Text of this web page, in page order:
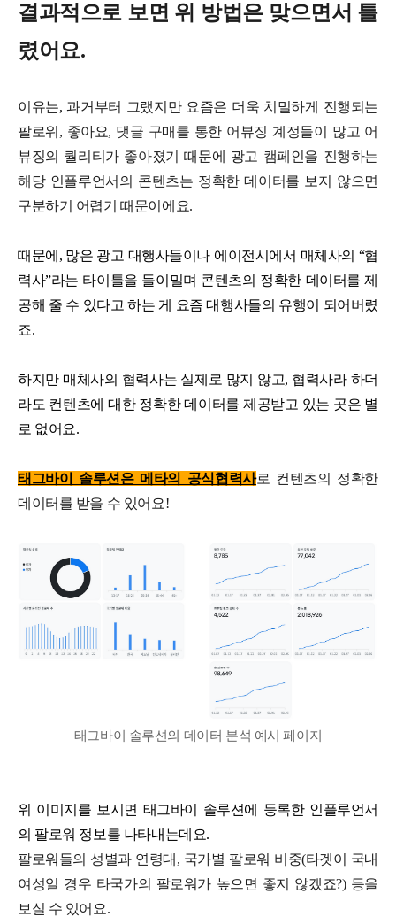
결과적으로 보면 위 방법은 맞으면서 틀
렸어요.
이유는, 과거부터 그랬지만 요즘은 더욱 치밀하게 진행되는
팔로워, 좋아요, 댓글 구매를 통한 어뷰징 계정들이 많고 어
뷰징의 퀄리티가 좋아졌기 때문에 광고 캠페인을 진행하는
해당 인플루언서의 콘텐츠는 정확한 데이터를 보지 않으면
구분하기 어렵기 때문이에요.
때문에, 많은 광고 대행사들이나 에이전시에서 매체사의 “협
력사”라는 타이틀을 들이밀며 콘텐츠의 정확한 데이터를 제
공해 줄 수 있다고 하는 게 요즘 대행사들의 유행이 되어버렸
죠.
하지만 매체사의 협력사는 실제로 많지 않고, 협력사라 하더
라도 컨텐츠에 대한 정확한 데이터를 제공받고 있는 곳은 별
로 없어요.
태그바이 솔루션은 메타의 공식협력사로 컨텐츠의 정확한
데이터를 받을 수 있어요!
태그바이 솔루션의 데이터 분석 예시 페이지
위 이미지를 보시면 태그바이 솔루션에 등록한 인플루언서
의 팔로워 정보를 나타내는데요.
팔로워들의 성별과 연령대, 국가별 팔로워 비중(타겟이 국내
여성일 경우 타국가의 팔로워가 높으면 좋지 않겠죠?) 등을
보실 수 있어요.